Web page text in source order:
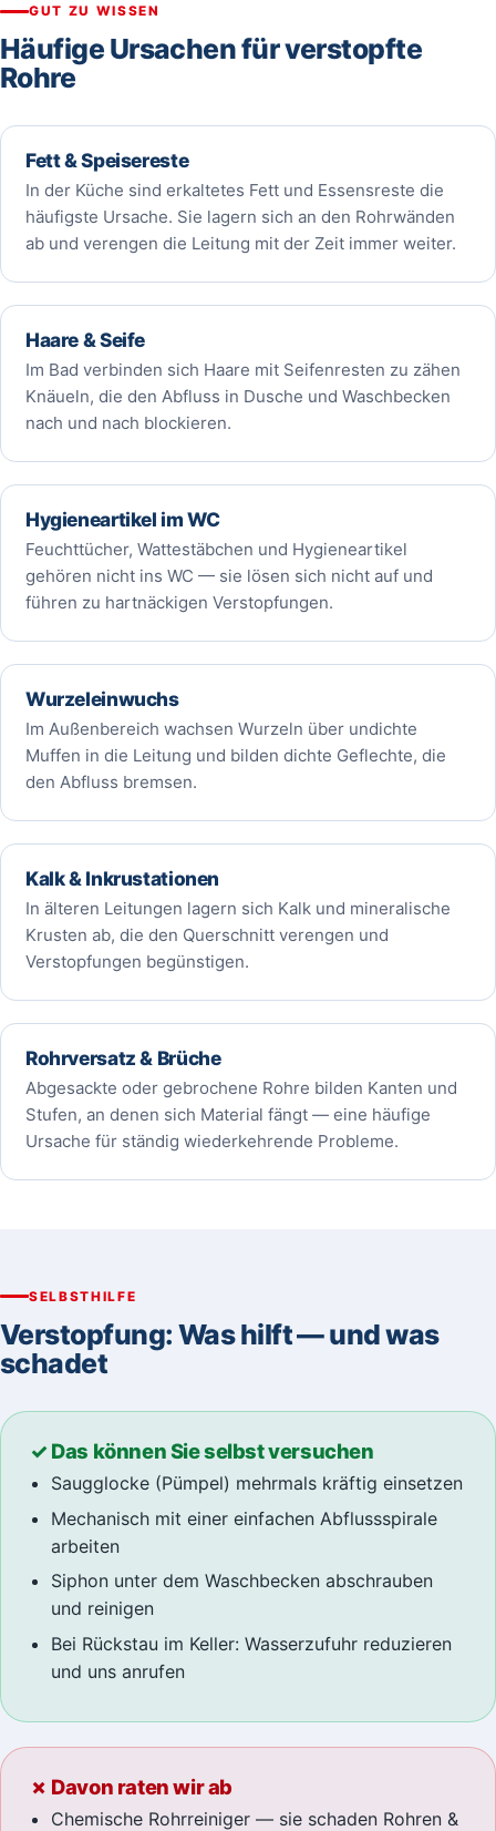
GUT ZU WISSEN
Häufige Ursachen für verstopfte
Rohre
Fett & Speisereste
In der Küche sind erkaltetes Fett und Essensreste die
häufigste Ursache. Sie lagern sich an den Rohrwänden
ab und verengen die Leitung mit der Zeit immer weiter.
Haare & Seife
Im Bad verbinden sich Haare mit Seifenresten zu zähen
Knäueln, die den Abfluss in Dusche und Waschbecken
nach und nach blockieren.
Hygieneartikel im WC
Feuchttücher, Wattestäbchen und Hygieneartikel
gehören nicht ins WC — sie lösen sich nicht auf und
führen zu hartnäckigen Verstopfungen.
Wurzeleinwuchs
Im Außenbereich wachsen Wurzeln über undichte
Muffen in die Leitung und bilden dichte Geflechte, die
den Abfluss bremsen.
Kalk & Inkrustationen
In älteren Leitungen lagern sich Kalk und mineralische
Krusten ab, die den Querschnitt verengen und
Verstopfungen begünstigen.
Rohrversatz & Brüche
Abgesackte oder gebrochene Rohre bilden Kanten und
Stufen, an denen sich Material fängt — eine häufige
Ursache für ständig wiederkehrende Probleme.
SELBSTHILFE
Verstopfung: Was hilft — und was
schadet
✓ Das können Sie selbst versuchen
Saugglocke (Pümpel) mehrmals kräftig einsetzen
Mechanisch mit einer einfachen Abflussspirale
arbeiten
Siphon unter dem Waschbecken abschrauben
und reinigen
Bei Rückstau im Keller: Wasserzufuhr reduzieren
und uns anrufen
✗ Davon raten wir ab
Chemische Rohrreiniger — sie schaden Rohren &